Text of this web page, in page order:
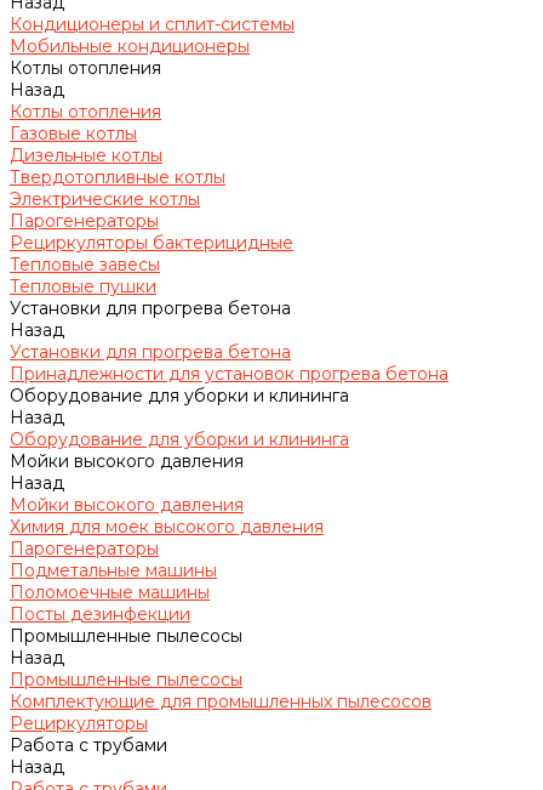
Кондиционеры и сплит-системы
Мобильные кондиционеры
Котлы отопления
Назад
Котлы отопления
Газовые котлы
Дизельные котлы
Твердотопливные котлы
Электрические котлы
Парогенераторы
Рециркуляторы бактерицидные
Тепловые завесы
Тепловые пушки
Установки для прогрева бетона
Назад
Установки для прогрева бетона
Принадлежности для установок прогрева бетона
Оборудование для уборки и клининга
Назад
Оборудование для уборки и клининга
Мойки высокого давления
Назад
Мойки высокого давления
Химия для моек высокого давления
Парогенераторы
Подметальные машины
Поломоечные машины
Посты дезинфекции
Промышленные пылесосы
Назад
Промышленные пылесосы
Комплектующие для промышленных пылесосов
Рециркуляторы
Работа с трубами
Назад